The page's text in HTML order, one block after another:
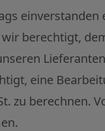
einverstanden
berechtigt,
eine
zu berechnen.